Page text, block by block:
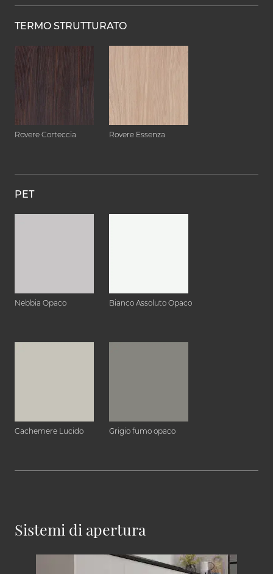
TERMO STRUTTURATO
Rovere Corteccia Rovere Essenza
PET
Nebbia Opaco Bianco Assoluto Opaco
Cachemere Lucido Grigio fumo opaco
Sistemi di apertura